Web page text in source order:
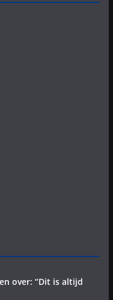
over: “Dit is altijd